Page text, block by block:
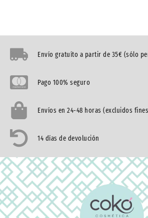
Envío gratuíto a partir de 35€ (sólo
Pago 100% seguro
Envíos en 24-48 horas (excluidos
14 días de devolución